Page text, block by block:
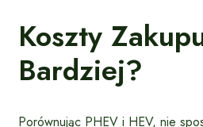
Koszty
Bardziej?
Porównując PHEV i HEV, nie